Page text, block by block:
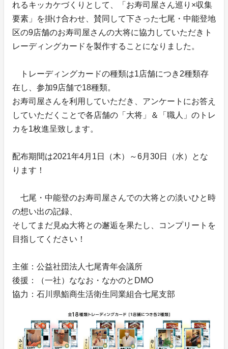
れるキッカケづくりとして、「お寿司屋さん巡り×収集
要素」を掛け合わせ、賛同して下さった七尾・中能登地
区の9店舗のお寿司屋さんの大将に協力していただきト
レーディングカードを製作することになりました。
トレーディングカードの種類は1店舗につき2種類存
在し、参加9店舗で18種類。
お寿司屋さんを利用していただき、アンケートにお答え
していただくことで各店舗の「大将」＆「職人」のトレ
カを1枚進呈致します。
配布期間は2021年4月1日（木）～6月30日（水）とな
ります！
七尾・中能登のお寿司屋さんでの大将との淡いひと時
の想い出の記録、
そしてまだ見ぬ大将との邂逅を果たし、コンプリートを
目指してください！
主催：公益社団法人七尾青年会議所
後援：（一社）ななお・なかのとDMO
協力：石川県鮨商生活衛生同業組合七尾支部